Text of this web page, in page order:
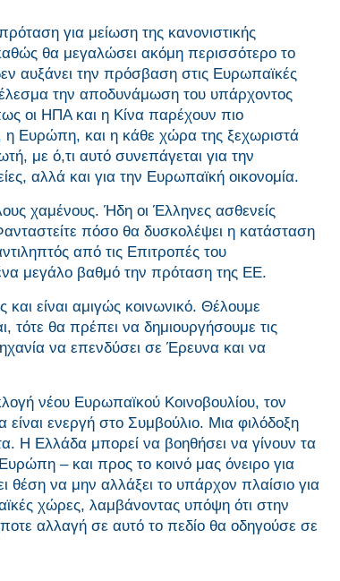
για μείωση της κανονιστικής
θα μεγαλώσει ακόμη περισσότερο το
αυξάνει την πρόσβαση στις Ευρωπαϊκές
την αποδυνάμωση του υπάρχοντος
οι ΗΠΑ και η Κίνα παρέχουν πιο
η Ευρώπη, και η κάθε χώρα της ξεχωριστά
με ό,τι αυτό συνεπάγεται για την
αλλά και για την Ευρωπαϊκή οικονομία.
χαμένους. Ήδη οι Έλληνες ασθενείς
πόσο θα δυσκολέψει η κατάσταση
από τις Επιτροπές του
μεγάλο βαθμό την πρόταση της ΕΕ.
είναι αμιγώς κοινωνικό. Θέλουμε
θα πρέπει να δημιουργήσουμε τις
να επενδύσει σε Έρευνα και να
νέου Ευρωπαϊκού Κοινοβουλίου, τον
ενεργή στο Συμβούλιο. Μια φιλόδοξη
Η Ελλάδα μπορεί να βοηθήσει να γίνουν τα
– και προς το κοινό μας όνειρο για
θέση να μην αλλάξει το υπάρχον πλαίσιο για
χώρες, λαμβάνοντας υπόψη ότι στην
αλλαγή σε αυτό το πεδίο θα οδηγούσε σε